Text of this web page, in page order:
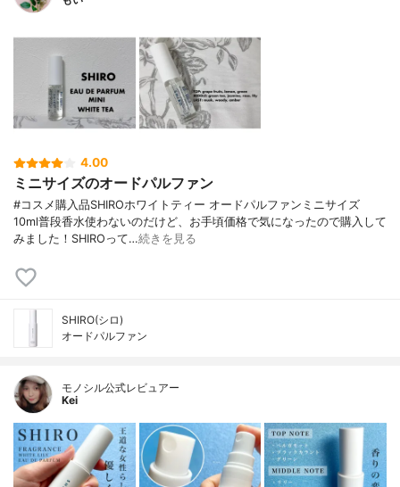
4.00
ミニサイズのオードパルファン
#コスメ購入品SHIROホワイトティー オードパルファンミニサイズ
10ml普段香水使わないのだけど、お手頃価格で気になったので購入して
みました！SHIROって…続きを見る
SHIRO(シロ)
オードパルファン
モノシル公式レビュアー
Kei